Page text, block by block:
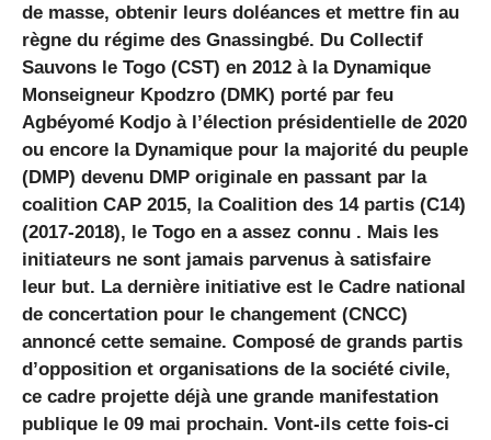
de masse, obtenir leurs doléances et mettre fin au
règne du régime des Gnassingbé. Du Collectif
Sauvons le Togo (CST) en 2012 à la Dynamique
Monseigneur Kpodzro (DMK) porté par feu
Agbéyomé Kodjo à l’élection présidentielle de 2020
ou encore la Dynamique pour la majorité du peuple
(DMP) devenu DMP originale en passant par la
coalition CAP 2015, la Coalition des 14 partis (C14)
(2017-2018), le Togo en a assez connu . Mais les
initiateurs ne sont jamais parvenus à satisfaire
leur but. La dernière initiative est le Cadre national
de concertation pour le changement (CNCC)
annoncé cette semaine. Composé de grands partis
d’opposition et organisations de la société civile,
ce cadre projette déjà une grande manifestation
publique le 09 mai prochain. Vont-ils cette fois-ci